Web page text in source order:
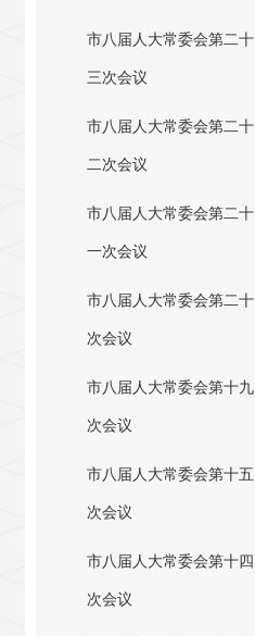
市八届人大常委会第二十
三次会议
市八届人大常委会第二十
二次会议
市八届人大常委会第二十
一次会议
市八届人大常委会第二十
次会议
市八届人大常委会第十九
次会议
市八届人大常委会第十五
次会议
市八届人大常委会第十四
次会议